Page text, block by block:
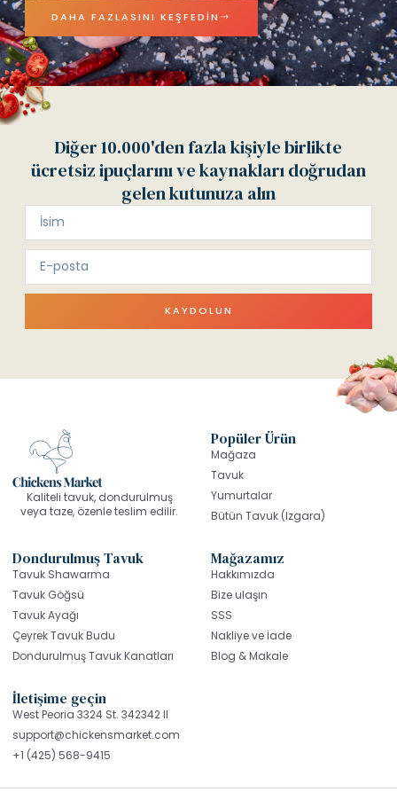
DAHA FAZLASINI KEŞFEDIN
Diğer 10.000'den fazla kişiyle birlikte
ücretsiz ipuçlarını ve kaynakları doğrudan
gelen kutunuza alın
KAYDOLUN
Kaliteli tavuk, dondurulmuş
veya taze, özenle teslim edilir.
Popüler Ürün
Mağaza
Tavuk
Yumurtalar
Bütün Tavuk (Izgara)
Dondurulmuş Tavuk
Tavuk Shawarma
Tavuk Göğsü
Tavuk Ayağı
Çeyrek Tavuk Budu
Dondurulmuş Tavuk Kanatları
Mağazamız
Hakkımızda
Bize ulaşın
SSS
Nakliye ve İade
Blog & Makale
İletişime geçin
West Peoria 3324 St. 342342 Il
support@chickensmarket.com
+1 (425) 568-9415